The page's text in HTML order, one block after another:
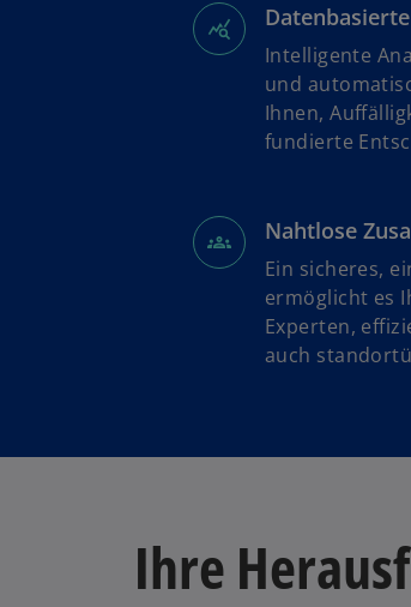
Intelligente
und
Ihnen,
fundierte
Nahtlose
Ein sicheres,
ermöglicht es
Experten,
auch
Ihre